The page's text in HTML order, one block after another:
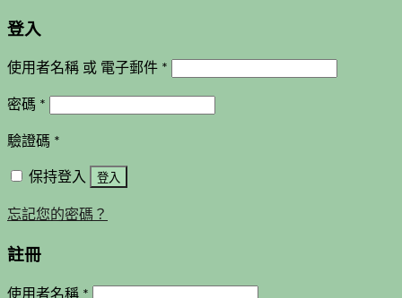
登入
使用者名稱 或 電子郵件 *
密碼 *
驗證碼 *
保持登入 登入
忘記您的密碼？
註冊
使用者名稱 *